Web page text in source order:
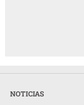
NOTICIAS